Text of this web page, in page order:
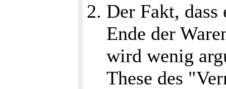
Der Fakt,
Ende der
wird wenig
These des